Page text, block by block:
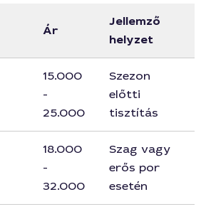
Ár
Jellemző
helyzet
15.000
-
25.000
Szezon
előtti
tisztítás
18.000
-
32.000
Szag vagy
erős por
esetén